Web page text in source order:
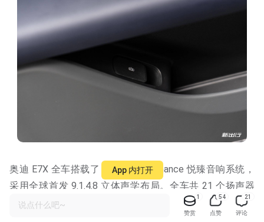
奥迪 E7X 全车搭载了 BOSE Performance 悦臻音响系统，
采用全球首发 9.1.4.8 立体声学布局。全车共 21 个扬声器
（含 4 个头枕扬声器），总功率 1200W。
App 内打开
说点什么吧~
1
赞赏
54
点赞
21
评论